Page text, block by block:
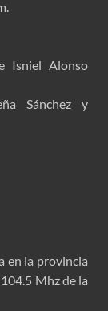
Isniel Alonso
Sánchez y
en la provincia
Mhz de la